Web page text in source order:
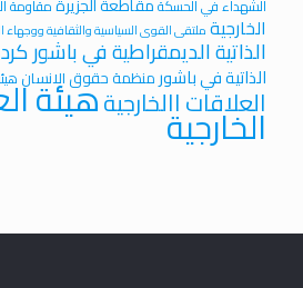
الشهداء في الحسكةمقاطعة الجزيرةمقاومة
الخارجية ملتقى القوى السياسية والثقافية ووجهاء
الذاتية الديمقراطية في باشور
الذاتية في باشور منظمة حقوق الانسان
العلاقات االخارجيةهيئة الخارجية